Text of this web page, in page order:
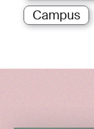
Campus